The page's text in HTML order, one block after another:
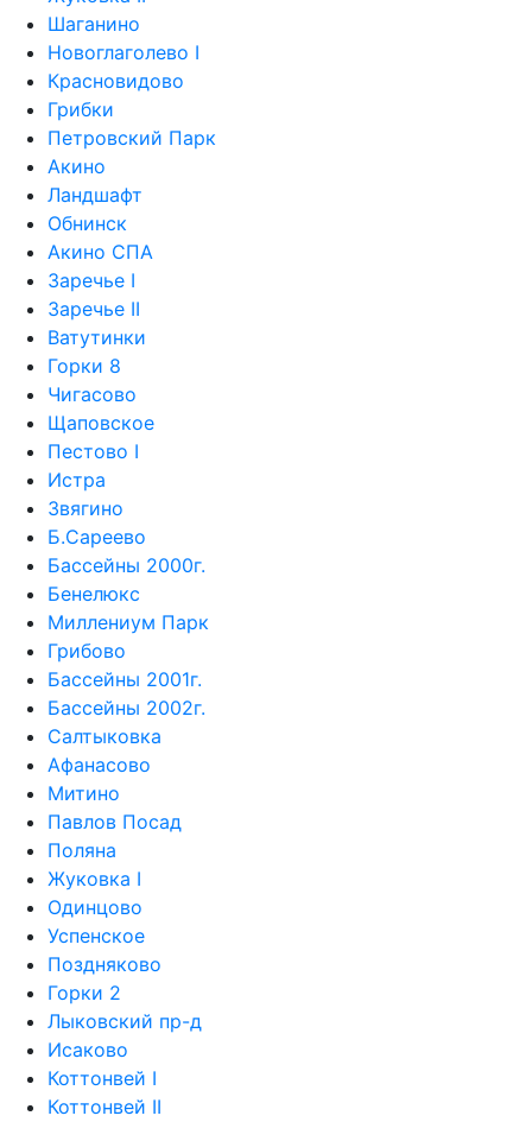
Шаганино
Новоглаголево I
Красновидово
Грибки
Петровский Парк
Акино
Ландшафт
Обнинск
Акино СПА
Заречье I
Заречье II
Ватутинки
Горки 8
Чигасово
Щаповское
Пестово I
Истра
Звягино
Б.Сареево
Бассейны 2000г.
Бенелюкс
Миллениум Парк
Грибово
Бассейны 2001г.
Бассейны 2002г.
Салтыковка
Афанасово
Митино
Павлов Посад
Поляна
Жуковка I
Одинцово
Успенское
Поздняково
Горки 2
Лыковский пр-д
Исаково
Коттонвей I
Коттонвей II